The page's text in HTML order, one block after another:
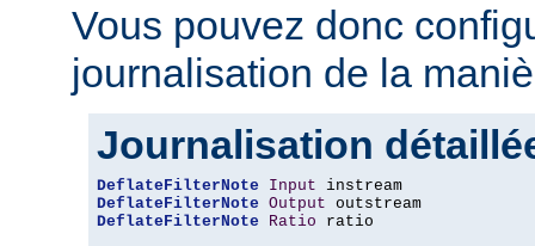
Vous pouvez donc
journalisation de la
Journalisation
DeflateFilterNote Input
DeflateFilterNote Output
DeflateFilterNote
Ratio ratio